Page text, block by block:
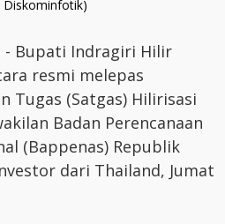
Diskominfotik)
- Bupati Indragiri Hilir
resmi melepas
Tugas (Satgas) Hilirisasi
Badan Perencanaan
(Bappenas) Republik
dari Thailand, Jumat